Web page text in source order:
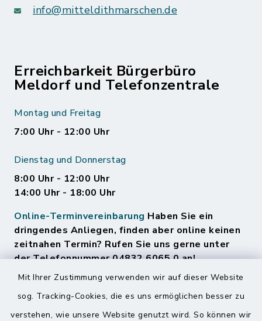
Mit Ihrer Zustimmung verwenden wir auf dieser Website
sog. Tracking-Cookies, die es uns ermöglichen besser zu
verstehen, wie unsere Website genutzt wird. So können wir
info@mitteldithmarschen.de
Erreichbarkeit Bürgerbüro
Meldorf und Telefonzentrale
Montag und Freitag
7:00 Uhr - 12:00 Uhr
Dienstag und Donnerstag
8:00 Uhr - 12:00 Uhr
14:00 Uhr - 18:00 Uhr
Online-Terminvereinbarung Haben Sie ein
dringendes Anliegen, finden aber online keinen
zeitnahen Termin? Rufen Sie uns gerne unter
der Telefonnummer 04832 6065 0 an!
Quicklinks